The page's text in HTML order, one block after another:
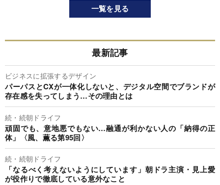
一覧を見る
最新記事
ビジネスに拡張するデザイン
パーパスとCXが一体化しないと、デジタル空間でブランドが
存在感を失ってしまう…その理由とは
続・続朝ドライフ
頑固でも、意地悪でもない…融通が利かない人の「納得の正
体」〈風、薫る第95回〉
続・続朝ドライフ
「なるべく考えないようにしています」朝ドラ主演・見上愛
が役作りで徹底している意外なこと